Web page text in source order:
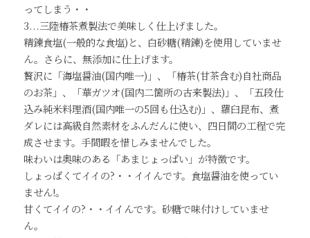
ってしまう・・
3...三陸椿茶煮製法で美味しく仕上げました。
精錬食塩(一般的な食塩)と、白砂糖(精錬)を使用していませ
ん。さらに、無添加に仕上げます。
贅沢に「海塩醤油(国内唯一)」、「椿茶(甘茶含む)自社商品
のお茶」、「華ガツオ(国内二箇所の古来製法)」、「五段仕
込み純米料理酒(国内唯一の5回も仕込む)」、羅臼昆布、煮
ダレには高級自然素材をふんだんに使い、四日間の工程で完
成させます。手間暇を惜しみませんでした。
味わいは奥味のある「あまじょっぱい」が特徴です。
しょっぱくてイイの?・・イイんです。食塩醤油を使ってい
ません!。
甘くてイイの?・・イイんです。砂糖で味付けしていませ
ん。